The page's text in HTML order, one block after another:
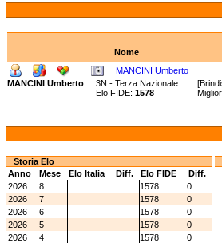
Nome
MANCINI Umberto
MANCINI Umberto
3N - Terza Nazionale
Elo FIDE: 1578
Storia Elo
Anno
Mese Elo Italia Diff. Elo FIDE
Diff.
2026
8 1578
0
2026
7 1578
0
2026
6 1578
0
2026
5 1578
0
2026
4 1578
0